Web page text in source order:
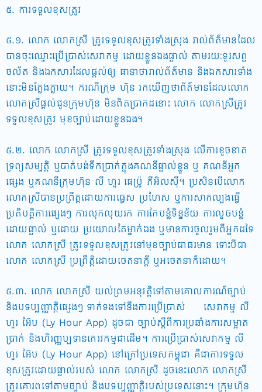
៥. ការទទួលខុសត្រូវ
៥.១. លោក លោកស្រី ត្រូវទទួលខុសត្រូវទាំងស្រុង រាល់ព័ត៌មានដែល
បានចុះឈ្មោះប្រើប្រាស់សេវាកម្ម ដោយខ្លួនឯងផ្ទាល់ តាមរយៈទូរសព្ទ
ចល័ត និងឯកសារដែលផ្តល់ឲ្យ ធានាថារាល់ព័ត៌មាន និងឯកសារទាំង
នោះមិនក្លែងក្លាយ។ ករណីក្រុម ហ៊ុន រកឃើញថាព័ត៌មានដែលលោក
លោកស្រីផ្តល់ជូនក្រុមហ៊ុន មិនពិតប្រាកដនោះ លោក លោកស្រីត្រូវ
ទទួលខុសត្រូវ មុខច្បាប់ដោយខ្លួនឯង។
៥.២. លោក លោកស្រី ត្រូវទទួលខុសត្រូវទាំងស្រុង លើការខូចខាត
ទ្រព្យសម្បត្តិ ឬបាត់បង់ទឹកប្រាក់ក្នុងគណនីផ្ទាល់ខ្លួន ឬ គណនីអ្នក
ផ្សេង ឬគណនីក្រុមហ៊ុន លី ហួរ ផេប្រ៉ូ ភីអិលស៊ី។ ប្រសិនបើលោក
លោកស្រីបានប្រព្រឹត្តដោយការធ្វេស ប្រហែស ឬការសាកល្បងធ្វើ
ប្រតិបត្តិការផ្សេងៗ ការលុកលុយរក ការកែបន្លំទិន្នន័យ ការលួចបន្លំ
ដោយផ្ទាល់ ឬដោយ ប្រយោលតែម្នាក់ឯង ឬមានការចួលរួមពីអ្នកដទៃ
លោក លោកស្រី ត្រូវទទួលខុសត្រូវនៅមុខច្បាប់ជាធរមាន ទោះបីជា
លោក លោកស្រី ប្រព្រឹត្តិដោយចេតនាក្តី ឬអចេតនាក៏ដោយ។
៥.៣. លោក លោកស្រី យល់ព្រមអនុវត្តិទៅតាមគោលការណ៍ច្បាប់
និងបទប្បញ្ញាតិ្តផ្សេងៗ ទាក់ទងទៅនឹងការប្រើប្រាស់ សេវាកម្ម លី
ហួរ អ៊ែប (Ly Hour App) ដូចជា ច្បាប់ស្តីពីការប្រឆាំងការសម្អាត
ប្រាក់ និងហិរញ្ញប្បទានភេរវកម្មជាដើម។ ការប្រើប្រាស់សេវាកម្ម លី
ហួរ អ៊ែប (Ly Hour App) នៅក្រៅប្រទេសកម្ពុជា គឺជាការទទួល
ខុសត្រូវដោយផ្ទាល់របស់ លោក លោកស្រី ដូចនេះលោក លោកស្រី
ត្រូវគោរពទៅតាមច្បាប់ និងបទប្បញ្ញាតិ្តរបស់ប្រទេសនោះ។ ក្រុមហ៊ុន